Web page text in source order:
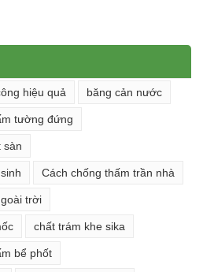
hiệu quả băng cản nước
tường đứng
sàn
Cách chống thấm trần nhà
trời
chất trám khe sika
bể phốt